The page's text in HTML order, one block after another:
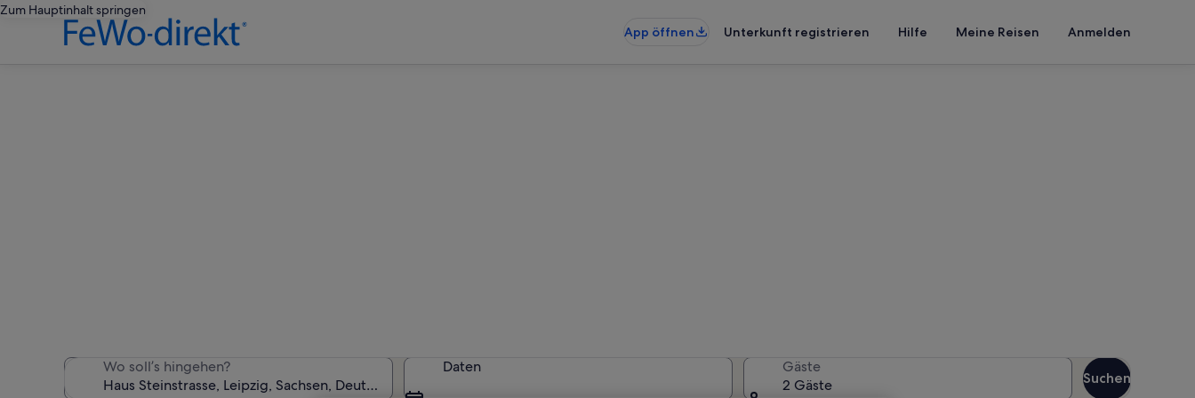
Zum Hauptinhalt springen
App öffnen
Unterkunft registrieren Hilfe Meine Reisen Anmelden
Wo soll’s hingehen? Daten
Gäste
2 Gäste
Suchen